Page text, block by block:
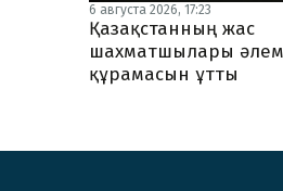
6 августа 2026, 17:23
Қазақстанның жас
шахматшылары әлем
құрамасын ұтты